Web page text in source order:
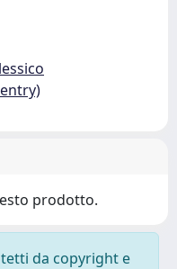
prodotto.
da copyright e